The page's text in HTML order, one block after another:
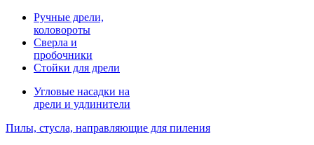
Ручные дрели,
коловороты
Сверла и
пробочники
Стойки для дрели
Угловые насадки на
дрели и удлинители
Пилы, стусла, направляющие для пиления